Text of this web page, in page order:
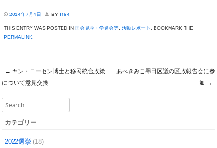
2014年7月4日 BY I484
THIS ENTRY WAS POSTED IN 国会見学・学習会等 活動レポート
. BOOKMARK THE
PERMALINK
Post navigation
← ヤン・ニーセン博士と移民統合政策
について意見交換
あべきみこ墨田区議の区政報告会に参
加 →
Search
カテゴリー
2022選挙 (18)